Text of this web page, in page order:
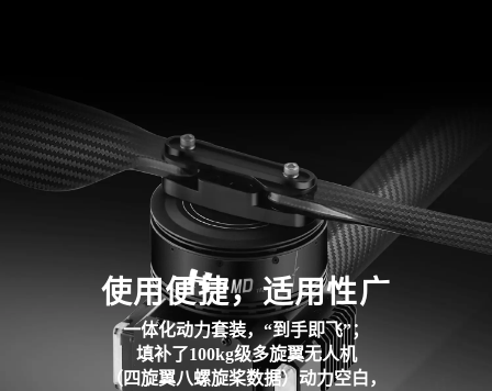
使用便捷，适用性广
一体化动力套装，“到手即飞”；
填补了100kg级多旋翼无人机
（四旋翼八螺旋桨数据）动力空白，